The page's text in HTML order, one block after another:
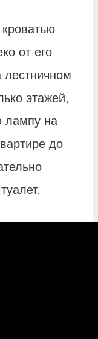
от его
лестничном
этажей,
лампу на
до